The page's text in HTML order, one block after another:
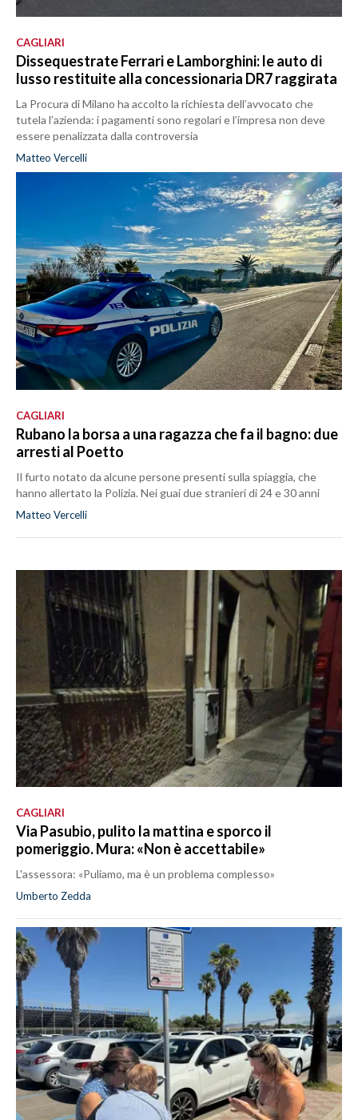
CAGLIARI
Dissequestrate Ferrari e Lamborghini: le auto di
lusso restituite alla concessionaria DR7 raggirata
La Procura di Milano ha accolto la richiesta dell’avvocato che
tutela l’azienda: i pagamenti sono regolari e l’impresa non deve
essere penalizzata dalla controversia
Matteo Vercelli
CAGLIARI
Rubano la borsa a una ragazza che fa il bagno: due
arresti al Poetto
Il furto notato da alcune persone presenti sulla spiaggia, che
hanno allertato la Polizia. Nei guai due stranieri di 24 e 30 anni
Matteo Vercelli
CAGLIARI
Via Pasubio, pulito la mattina e sporco il
pomeriggio. Mura: «Non è accettabile»
L'assessora: «Puliamo, ma è un problema complesso»
Umberto Zedda